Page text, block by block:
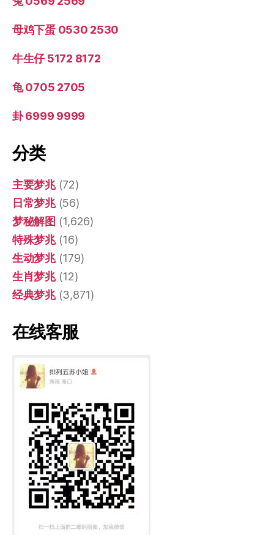
母鸡下蛋 0530 2530
牛生仔 5172 8172
龟 0705 2705
卦 6999 9999
分类
主要梦兆(72)
日常梦兆(56)
梦秘解图 (1,626)
特殊梦兆(16)
生动梦兆(179)
生肖梦兆(12)
经典梦兆(3,871)
在线客服